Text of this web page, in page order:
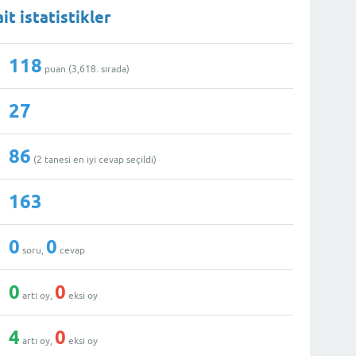
ait istatistikler
118 puan (3,618 . sırada)
27
86 (2 tanesi en iyi cevap seçildi)
163
0 soru,0 cevap
0 artı oy,0 eksi oy
4 artı oy,0 eksi oy